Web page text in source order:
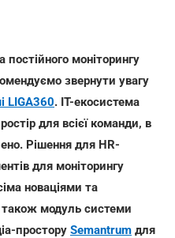
постійного моніторингу
звернути увагу
LIGA360. IT-екосистема
для всієї команди, в
Рішення для HR-
для моніторингу
новаціями та
модуль системи
простору Semantrum для